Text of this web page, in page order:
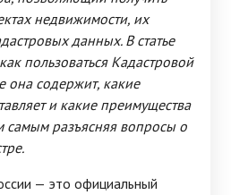
недвижимости, их
данных. В статье
пользоваться Кадастровой
она содержит, какие
и какие преимущества
самым разъясняя вопросы о
— это официальный